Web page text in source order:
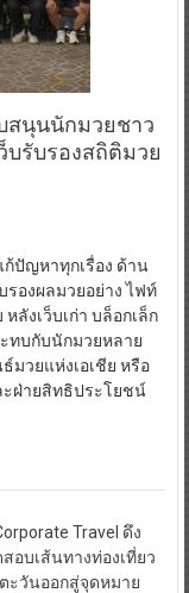
สนุนนักมวยชาว
บรับรองสถิติมวย
ปัญหาทุกเรื่อง ด้าน
องผลมวยอย่าง ไฟท์
ลังเว็บเก่า บล็อกเล็ก
ทบกับนักมวยหลาย
มวยแห่งเอเชีย หรือ
ฝ่ายสิทธิประโยชน์
Travel ดึง
อบเส้นทางท่องเที่ยว
ะวันออกสู่จุดหมาย